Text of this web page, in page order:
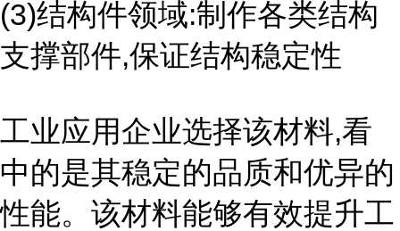
(3)结构件领域:制作各类结构
支撑部件,保证结构稳定性
工业应用企业选择该材料,看
中的是其稳定的品质和优异的
性能。该材料能够有效提升工